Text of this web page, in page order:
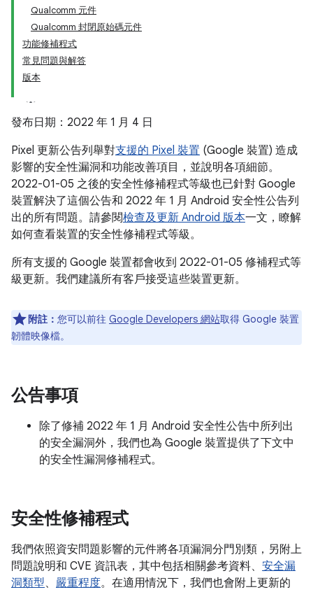
Qualcomm 元件
Qualcomm 封閉原始碼元件
功能修補程式
常見問題與解答
版本
發布日期：2022 年 1 月 4 日
Pixel 更新公告列舉對支援的 Pixel 裝置 (Google 裝置) 造成
影響的安全性漏洞和功能改善項目，並說明各項細節。
2022-01-05 之後的安全性修補程式等級也已針對 Google
裝置解決了這個公告和 2022 年 1 月 Android 安全性公告列
出的所有問題。請參閱檢查及更新 Android 版本一文，瞭解
如何查看裝置的安全性修補程式等級。
所有支援的 Google 裝置都會收到 2022-01-05 修補程式等
級更新。我們建議所有客戶接受這些裝置更新。
附註： 您可以前往 Google Developers 網站取得 Google 裝置
韌體映像檔。
公告事項
除了修補 2022 年 1 月 Android 安全性公告中所列出
的安全漏洞外，我們也為 Google 裝置提供了下文中
的安全性漏洞修補程式。
安全性修補程式
我們依照資安問題影響的元件將各項漏洞分門別類，另附上
問題說明和 CVE 資訊表，其中包括相關參考資料、 安全漏
洞類型、 嚴重程度。在適用情況下，我們也會附上更新的